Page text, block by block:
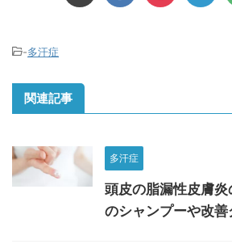
-多汗症
関連記事
多汗症
頭皮の脂漏性皮膚
のシャンプーや改善